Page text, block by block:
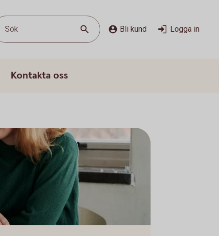
Sök Bli kund Logga in
Kontakta oss